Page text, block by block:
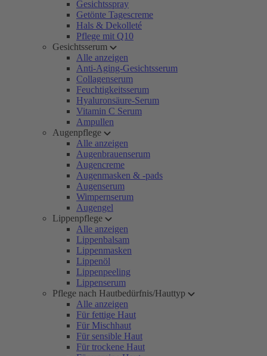
Gesichtsspray
Getönte Tagescreme
Hals & Dekolleté
Pflege mit Q10
Gesichtsserum
Alle anzeigen
Anti-Aging-Gesichtsserum
Collagenserum
Feuchtigkeitsserum
Hyaluronsäure-Serum
Vitamin C Serum
Ampullen
Augenpflege
Alle anzeigen
Augenbrauenserum
Augencreme
Augenmasken & -pads
Augenserum
Wimpernserum
Augengel
Lippenpflege
Alle anzeigen
Lippenbalsam
Lippenmasken
Lippenöl
Lippenpeeling
Lippenserum
Pflege nach Hautbedürfnis/Hauttyp
Alle anzeigen
Für fettige Haut
Für Mischhaut
Für sensible Haut
Für trockene Haut